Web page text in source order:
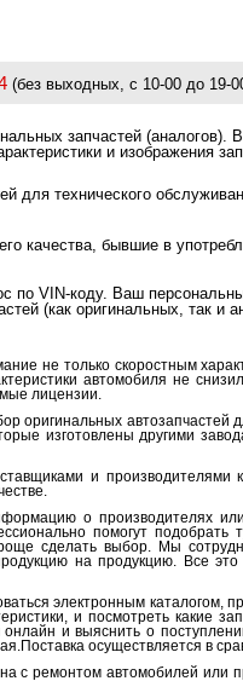
(без выходных, с 10-00 до 19-
запчастей
и изображения
для технического
качества, бывшие в
по VIN-коду. Ваш
(как оригинальных, так и
не только скоростным
автомобиля не
лицензии.
оригинальных
изготовлены другими
и производителями
о производителях
помогут
сделать выбор. Мы
на продукцию. Все это
электронным каталогом,
и посмотреть какие
и выяснить о
осуществляется в
с ремонтом автомобилей или